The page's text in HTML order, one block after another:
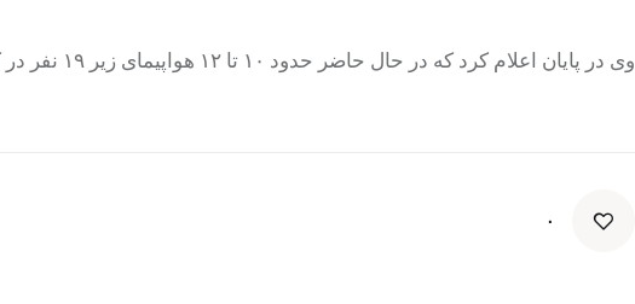
وی در پایان اعلام کرد که در حال حاضر حدود ۱۰ تا ۱۲ هواپیمای زیر ۱۹ نفر در کشور داریم.
۰